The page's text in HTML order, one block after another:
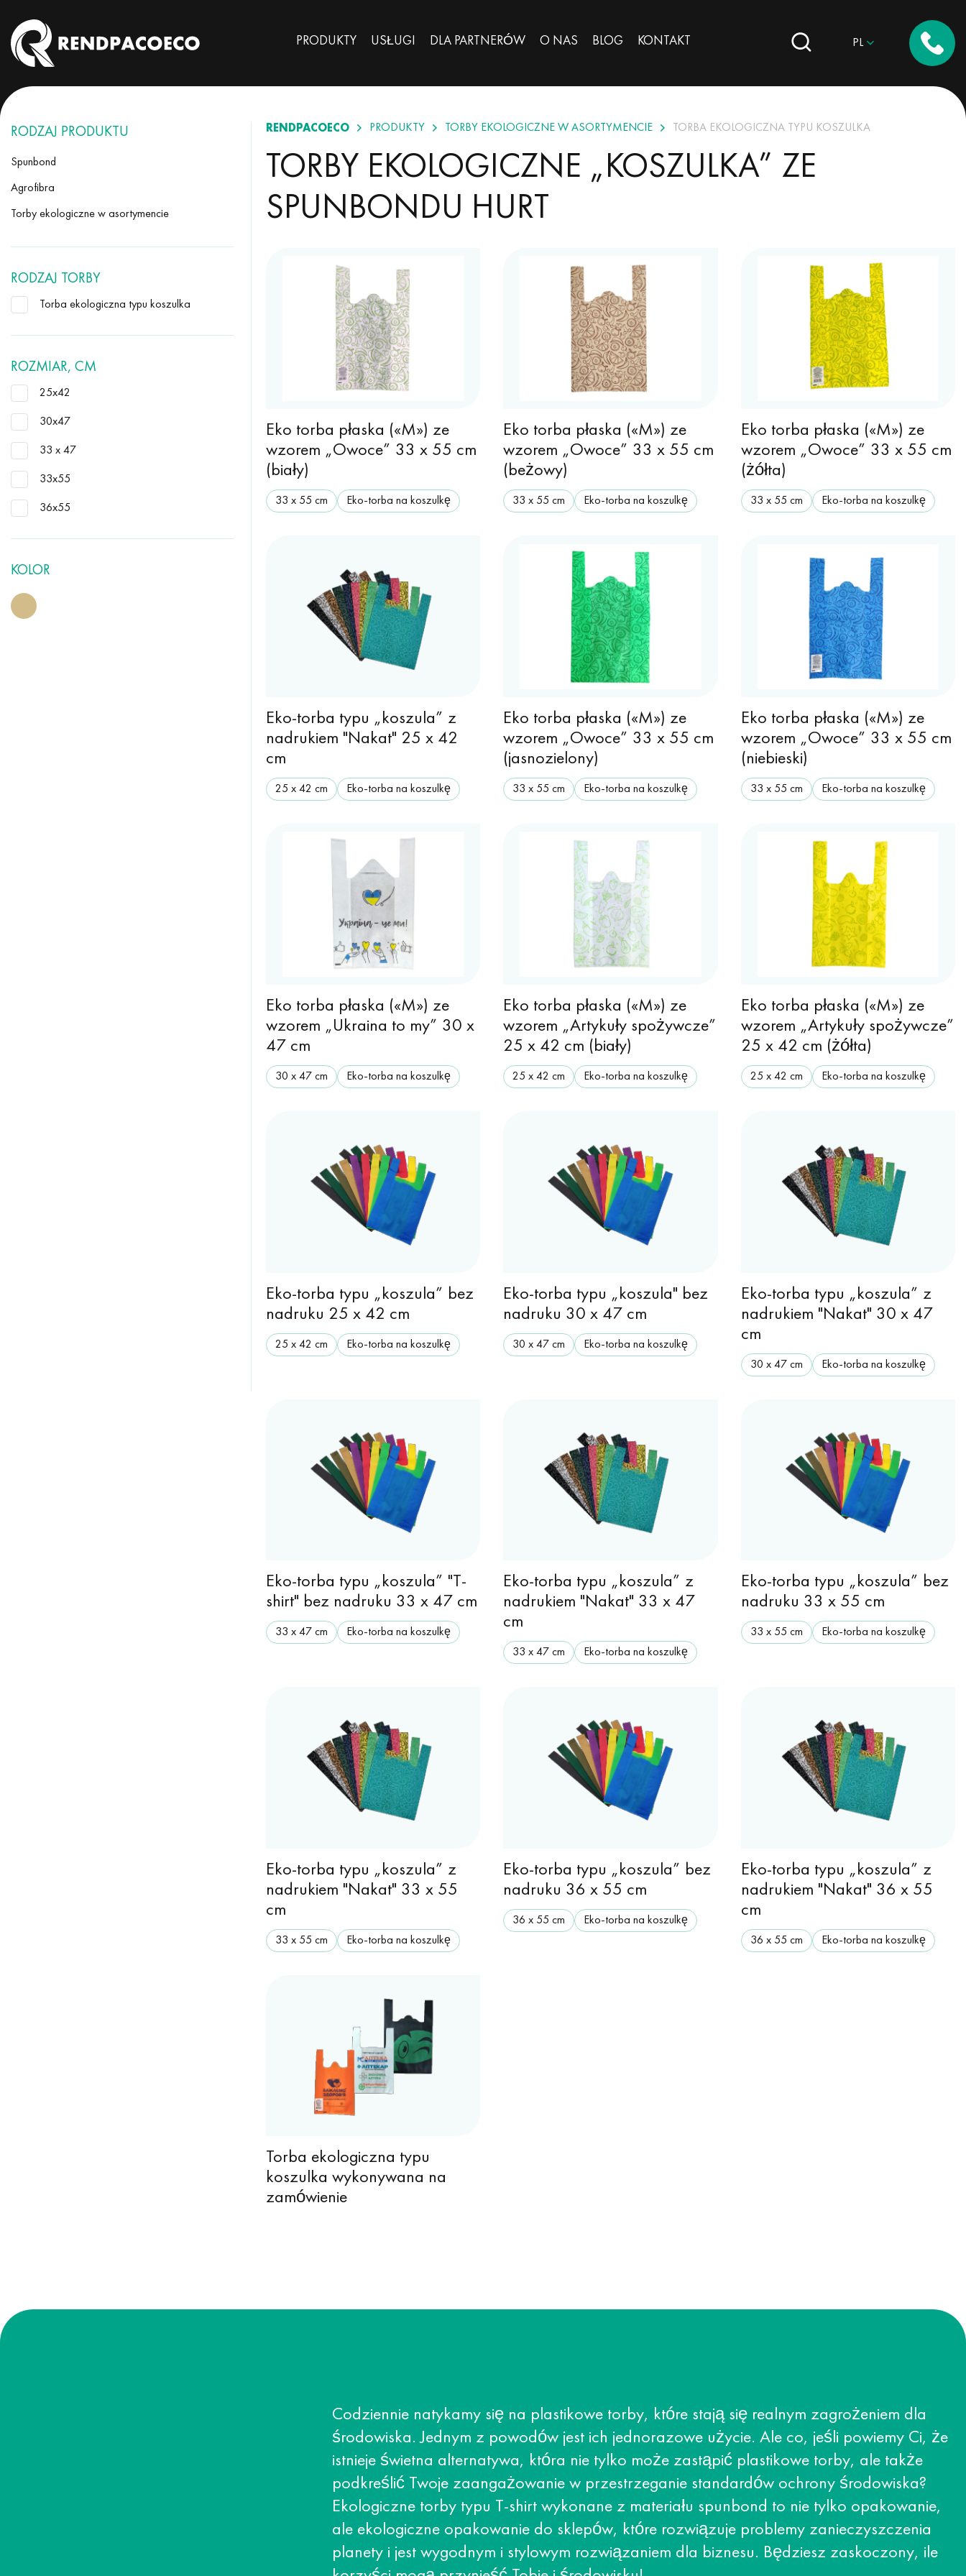
PRODUKTY USŁUGI DLA PARTNERÓW O NAS BLOG KONTAKT PL
RODZAJ PRODUKTU
Spunbond
Agrofibra
Torby ekologiczne w asortymencie
RODZAJ TORBY
Torba ekologiczna typu koszulka
ROZMIAR, CM
25x42
30x47
33 х 47
33x55
36x55
KOLOR
RENDPACOECO PRODUKTY TORBY EKOLOGICZNE W ASORTYMENCIE TORBA EKOLOGICZNA TYPU KOSZULKA
TORBY EKOLOGICZNE „KOSZULKA” ZE
SPUNBONDU HURT
Eko torba płaska («M») ze
wzorem „Owoce” 33 x 55 cm
(biały)
33 х 55 cm Eko-torba na koszulkę
Eko torba płaska («M») ze
wzorem „Owoce” 33 x 55 cm
(beżowy)
33 х 55 cm Eko-torba na koszulkę
Eko torba płaska («M») ze
wzorem „Owoce” 33 x 55 cm
(żółta)
33 х 55 cm Eko-torba na koszulkę
Eko-torba typu „koszula” z
nadrukiem "Nakat" 25 x 42
cm
25 х 42 cm Eko-torba na koszulkę
Eko torba płaska («M») ze
wzorem „Owoce” 33 x 55 cm
(jasnozielony)
33 х 55 cm Eko-torba na koszulkę
Eko torba płaska («M») ze
wzorem „Owoce” 33 x 55 cm
(niebieski)
33 х 55 cm Eko-torba na koszulkę
Eko torba płaska («M») ze
wzorem „Ukraina to my” 30 x
47 cm
30 х 47 cm Eko-torba na koszulkę
Eko torba płaska («M») ze
wzorem „Artykuły spożywcze”
25 x 42 cm (biały)
25 х 42 cm Eko-torba na koszulkę
Eko torba płaska («M») ze
wzorem „Artykuły spożywcze”
25 x 42 cm (żółta)
25 х 42 cm Eko-torba na koszulkę
Eko-torba typu „koszula” bez
nadruku 25 x 42 cm
25 х 42 cm Eko-torba na koszulkę
Eko-torba typu „koszula" bez
nadruku 30 x 47 cm
30 х 47 cm Eko-torba na koszulkę
Eko-torba typu „koszula” z
nadrukiem "Nakat" 30 x 47
cm
30 х 47 cm Eko-torba na koszulkę
Eko-torba typu „koszula” "T-
shirt" bez nadruku 33 x 47 cm
33 х 47 cm Eko-torba na koszulkę
Eko-torba typu „koszula” z
nadrukiem "Nakat" 33 x 47
cm
33 х 47 cm Eko-torba na koszulkę
Eko-torba typu „koszula” bez
nadruku 33 x 55 cm
33 х 55 cm Eko-torba na koszulkę
Eko-torba typu „koszula” z
nadrukiem "Nakat" 33 x 55
cm
33 х 55 cm Eko-torba na koszulkę
Eko-torba typu „koszula” bez
nadruku 36 x 55 cm
36 х 55 cm Eko-torba na koszulkę
Eko-torba typu „koszula” z
nadrukiem "Nakat" 36 x 55
cm
36 х 55 cm Eko-torba na koszulkę
Torba ekologiczna typu
koszulka wykonywana na
zamówienie
Codziennie natykamy się na plastikowe torby, które stają się realnym zagrożeniem dla
środowiska. Jednym z powodów jest ich jednorazowe użycie. Ale co, jeśli powiemy Ci, że
istnieje świetna alternatywa, która nie tylko może zastąpić plastikowe torby, ale także
podkreślić Twoje zaangażowanie w przestrzeganie standardów ochrony środowiska?
Ekologiczne torby typu T-shirt wykonane z materiału spunbond to nie tylko opakowanie,
ale ekologiczne opakowanie do sklepów, które rozwiązuje problemy zanieczyszczenia
planety i jest wygodnym i stylowym rozwiązaniem dla biznesu. Będziesz zaskoczony, ile